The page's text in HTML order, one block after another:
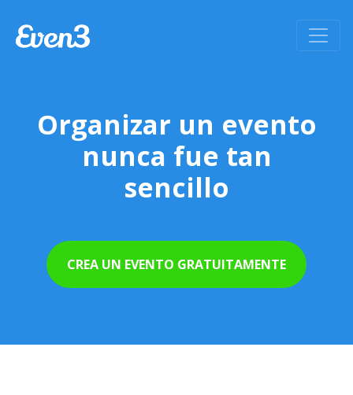
Organizar un evento
nunca fue tan
sencillo
CREA UN EVENTO GRATUITAMENTE